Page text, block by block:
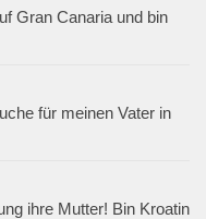
Gran Canaria und bin
für meinen Vater in
ihre Mutter! Bin Kroatin